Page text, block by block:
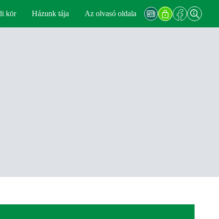
kör Házunk tája Az olvasó oldala